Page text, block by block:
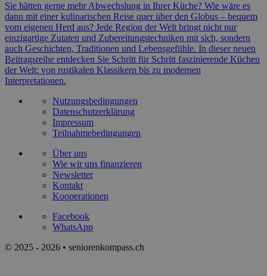
Sie hätten gerne mehr Abwechslung in Ihrer Küche? Wie wäre es
dann mit einer kulinarischen Reise quer über den Globus – bequem
vom eigenen Herd aus? Jede Region der Welt bringt nicht nur
einzigartige Zutaten und Zubereitungstechniken mit sich, sondern
auch Geschichten, Traditionen und Lebensgefühle. In dieser neuen
Beitragsreihe entdecken Sie Schritt für Schritt faszinierende Küchen
der Welt: von rustikalen Klassikern bis zu modernen
Interpretationen.
Nutzungsbedingungen
Datenschutzerklärung
Impressum
Teilnahmebedingungen
Über uns
Wie wir uns finanzieren
Newsletter
Kontakt
Kooperationen
Facebook
WhatsApp
© 2025 - 2026 • seniorenkompass.ch